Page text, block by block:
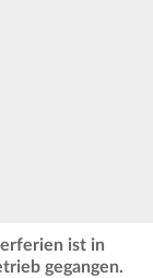
ist in
gegangen.